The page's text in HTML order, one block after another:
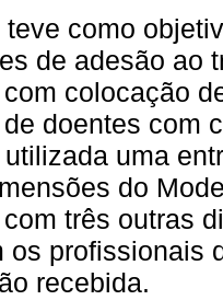
teve como
de adesão ao
colocação
doentes com
uma
do
três outras
os profissionais
recebida.